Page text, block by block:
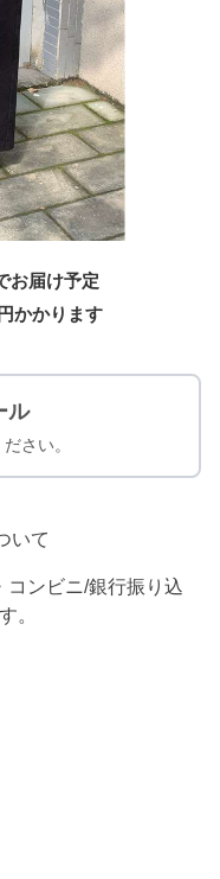
お届け予定
円かかります
ル
さい。
いて
コンビニ/銀行振り込
。